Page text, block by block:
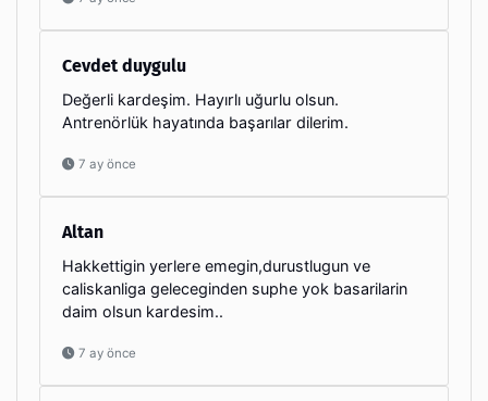
Cevdet duygulu
Değerli kardeşim. Hayırlı uğurlu olsun.
Antrenörlük hayatında başarılar dilerim.
7 ay önce
Altan
Hakkettigin yerlere emegin,durustlugun ve
caliskanliga geleceginden suphe yok basarilarin
daim olsun kardesim..
7 ay önce